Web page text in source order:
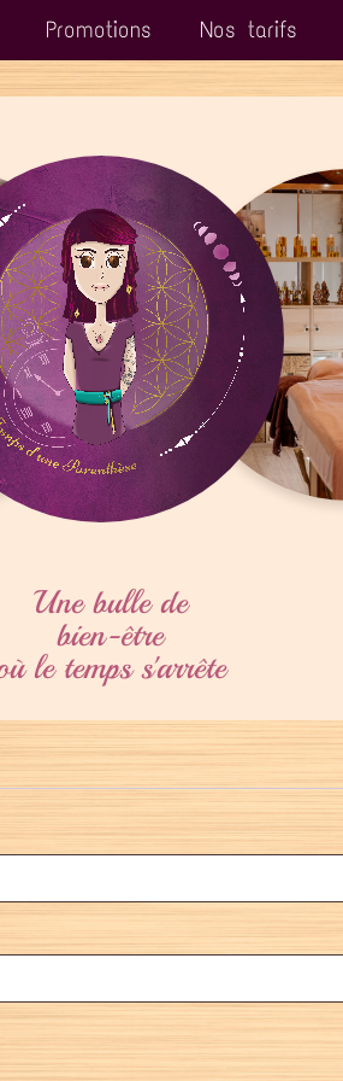
Promotions Nos tarifs
Une bulle de
bien-être
le temps s'arrête